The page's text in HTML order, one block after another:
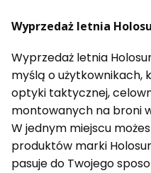
Wyprzedaż letnia
Wyprzedaż letnia
myślą o użytkownikach,
optyki taktycznej,
montowanych na broni
W jednym miejscu
produktów marki
pasuje do Twojego